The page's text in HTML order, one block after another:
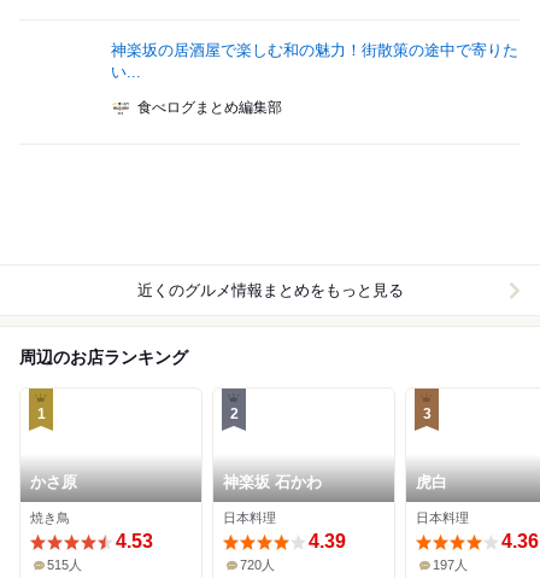
神楽坂の居酒屋で楽しむ和の魅力！街散策の途中で寄りた
い...
食べログまとめ編集部
近くのグルメ情報まとめをもっと見る
周辺のお店ランキング
1
かさ原
焼き鳥
4.53
515人
2
神楽坂 石かわ
日本料理
4.39
720人
3
虎白
日本料理
4.36
197人